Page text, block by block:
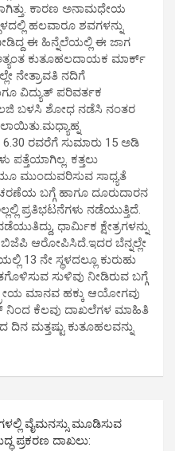
ಕಾರಣ ಅನಾಮಧೇಯ
ಹಲವಾರೂ ಶವಗಳನ್ನು
ಈ ಹಿನ್ನೆಲೆಯಲ್ಲಿ ಈ ಜಾಗ
ಕುತೂಹಲದಾಯಕ ಮಾರ್ಕ್
ನೇತ್ರಾವತಿ ನದಿಗೆ
ವಿದ್ಯುತ್ ಪರಿವರ್ತಕ
ಬಳಸಿ ಶೋಧ ನಡೆಸಿ ನಂತರ
ರವರೆಗೆ ಸುಮಾರು 15 ಅಡಿ
ಕತ್ತಲು
ಮುಂದುವರಿಸುವ ಸಾಧ್ಯತೆ
ಬಗ್ಗೆ ಹಾಗೂ ದೂರುದಾರನ
ಪ್ರತಿಭಟನೆಗಳು ನಡೆಯುತ್ತಿದೆ.
ಧಾರ್ಮಿಕ ಕ್ಷೇತ್ರಗಳನ್ನು
ಆರೋಪಿಸಿದೆ.ಇದರ ಬೆನ್ನಲ್ಲೇ
13 ನೇ ಸ್ಥಳದಲ್ಲೂ ಕುರುಹು
ಸುಳಿವು ನೀಡಿರುವ ಬಗ್ಗೆ
ಮಾನವ ಹಕ್ಕು ಆಯೋಗವು
ನಿಂದ ಕೆಲವು ದಾಖಲೆಗಳ ಮಾಹಿತಿ
ಮತ್ತಷ್ಟು ಕುತೂಹಲವನ್ನು
ವೈಮನಸ್ಸು ಮೂಡಿಸುವ
ಪ್ರಕರಣ ದಾಖಲು: